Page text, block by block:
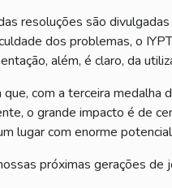
resoluções são
dos problemas, o
além, é claro, da
com a terceira medalha
o grande impacto é de
lugar com enorme
próximas gerações de